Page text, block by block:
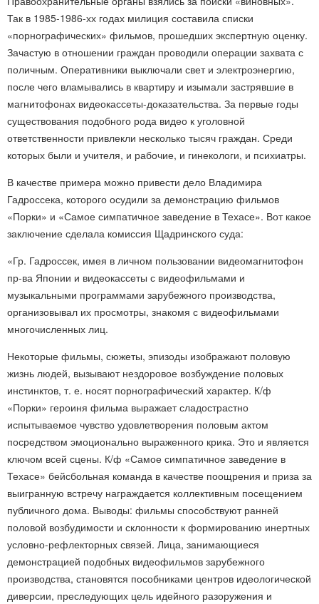
Так в 1985-1986-хх годах милиция составила списки
«порнографических» фильмов, прошедших экспертную оценку.
Зачастую в отношении граждан проводили операции захвата с
поличным. Оперативники выключали свет и электроэнергию,
после чего вламывались в квартиру и изымали застрявшие в
магнитофонах видеокассеты-доказательства. За первые годы
существования подобного рода видео к уголовной
ответственности привлекли несколько тысяч граждан. Среди
которых были и учителя, и рабочие, и гинекологи, и психиатры.
В качестве примера можно привести дело Владимира
Гадроссека, которого осудили за демонстрацию фильмов
«Порки» и «Самое симпатичное заведение в Техасе». Вот какое
заключение сделала комиссия Щадринского суда:
«Гр. Гадроссек, имея в личном пользовании видеомагнитофон
пр-ва Японии и видеокассеты с видеофильмами и
музыкальными программами зарубежного производства,
организовывал их просмотры, знакомя с видеофильмами
многочисленных лиц.
Некоторые фильмы, сюжеты, эпизоды изображают половую
жизнь людей, вызывают нездоровое возбуждение половых
инстинктов, т. е. носят порнографический характер. К/ф
«Порки» героиня фильма выражает сладострастно
испытываемое чувство удовлетворения половым актом
посредством эмоционально выраженного крика. Это и является
ключом всей сцены. К/ф «Самое симпатичное заведение в
Техасе» бейсбольная команда в качестве поощрения и приза за
выигранную встречу награждается коллективным посещением
публичного дома. Выводы: фильмы способствуют ранней
половой возбудимости и склонности к формированию инертных
условно-рефлекторных связей. Лица, занимающиеся
демонстрацией подобных видеофильмов зарубежного
производства, становятся пособниками центров идеологической
диверсии, преследующих цель идейного разоружения и